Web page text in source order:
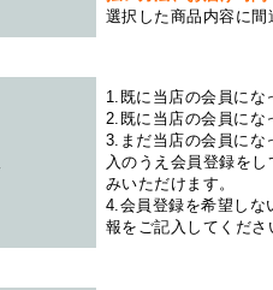
選択した商品内容に
1.既に当店の会員にな
2.既に当店の会員にな
3.まだ当店の会員にな
入のうえ会員登録を
みいただけます。
4.会員登録を希望しな
報をご記入してくださ